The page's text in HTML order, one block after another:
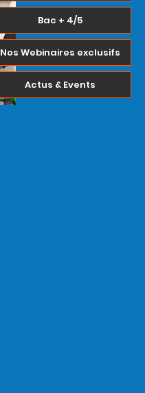
Bac + 4/5
Nos Webinaires exclusifs
Actus & Events